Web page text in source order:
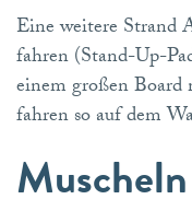
Eine weitere Strand
fahren (Stand-Up-
einem großen
fahren so auf dem